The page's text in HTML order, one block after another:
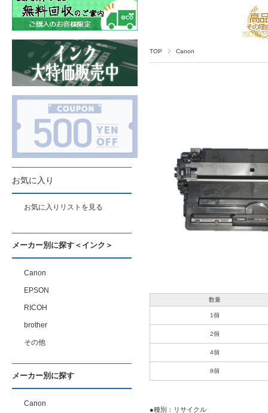
TOP Canon
数量
1個
2個
4個
8個
●種別：リサイクル
お気に入り
お気に入りリストを見る
メーカー別に探す＜インク＞
Canon
EPSON
RICOH
brother
その他
メーカー別に探す
Canon